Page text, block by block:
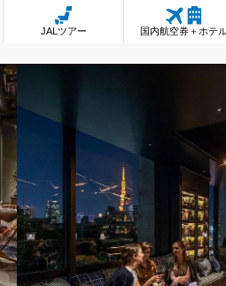
JALツアー 国内航空券＋ホテ